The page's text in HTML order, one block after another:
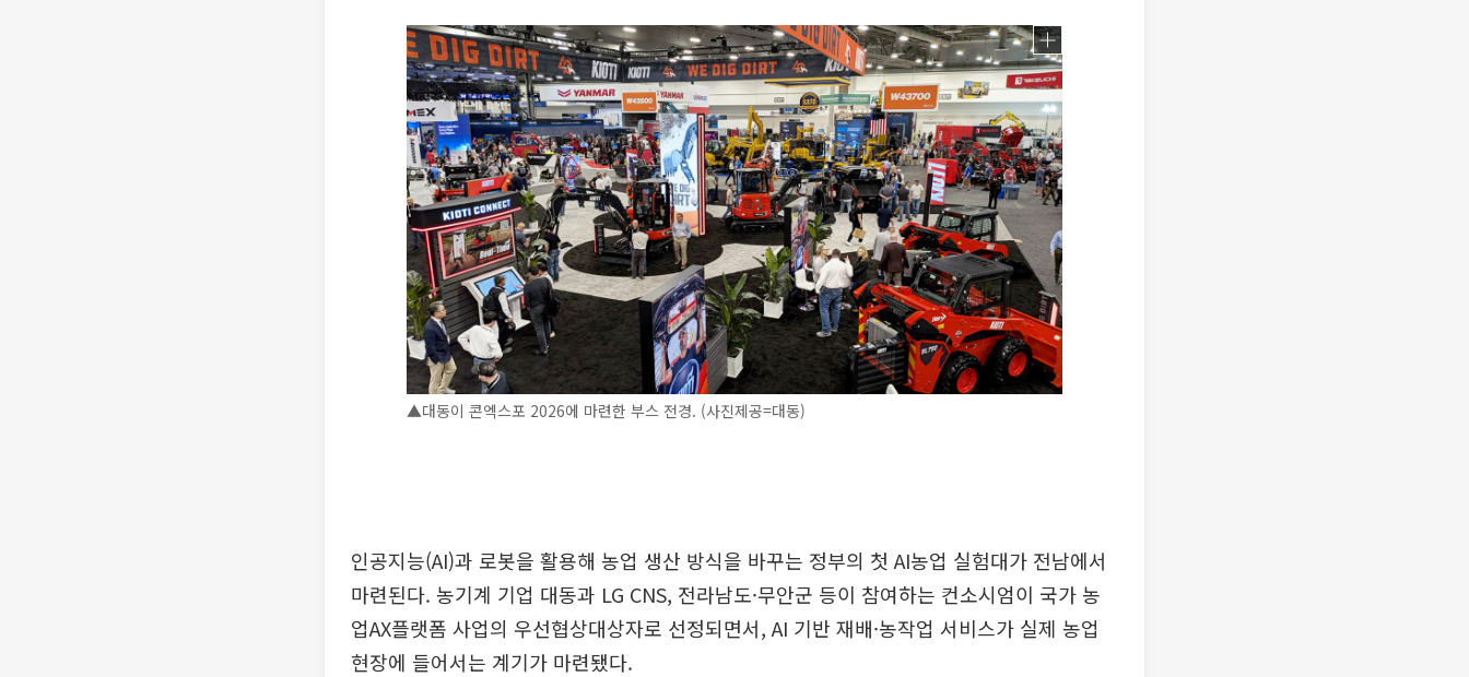
▲대동이 콘엑스포 2026에 마련한 부스 전경. (사진제공=대동)
인공지능(AI)과 로봇을 활용해 농업 생산 방식을 바꾸는 정부의 첫 AI농업 실험대가 전남에서
마련된다. 농기계 기업 대동과 LG CNS, 전라남도·무안군 등이 참여하는 컨소시엄이 국가 농
업AX플랫폼 사업의 우선협상대상자로 선정되면서, AI 기반 재배·농작업 서비스가 실제 농업
현장에 들어서는 계기가 마련됐다.